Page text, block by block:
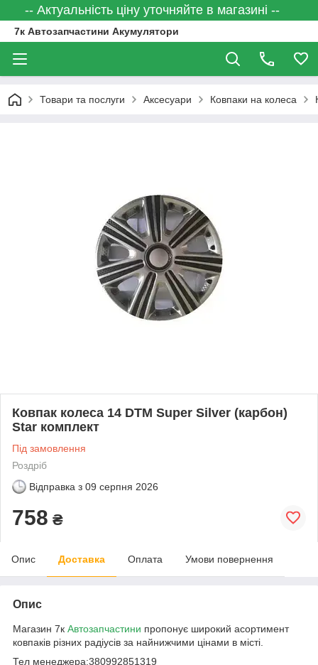
-- Актуальність ціну уточняйте в магазині --
7к Автозапчастини Акумулятори
Товари та послуги Аксесуари Ковпаки на колеса
Ковпак колеса 14 DTM Super Silver (карбон)
Star комплект
Під замовлення
Роздріб
Відправка з 09 серпня 2026
758 ₴
Опис Доставка Оплата Умови повернення
Опис
Магазин 7к Автозапчастини пропонує широкий асортимент
ковпаків різних радіусів за найнижчими цінами в місті.
Тел менеджера:380992851319